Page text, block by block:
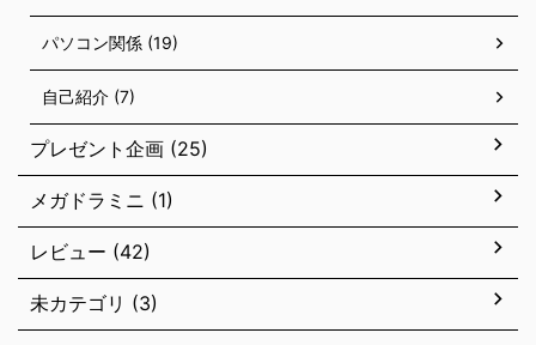
パソコン関係 (19)
自己紹介 (7)
プレゼント企画 (25)
メガドラミニ (1)
レビュー (42)
未カテゴリ (3)